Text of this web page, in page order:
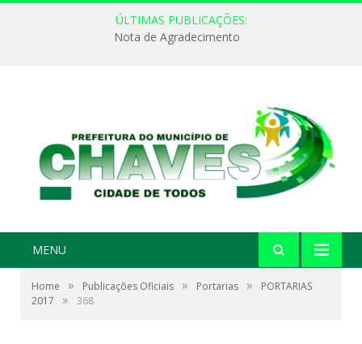
ÚLTIMAS PUBLICAÇÕES:
Nota de Agradecimento
MENU
Home » Publicações Oficiais » Portarias »
PORTARIAS
2017
» 368